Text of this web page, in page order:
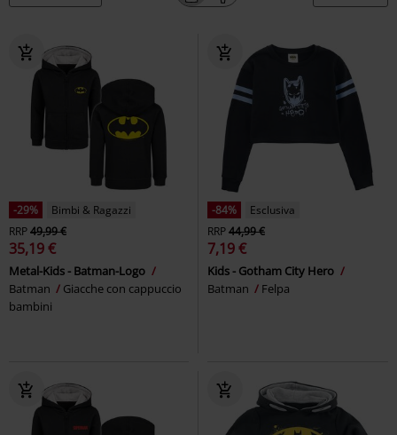
-29%
Bimbi & Ragazzi
RRP49,99 €
35,19 €
Metal-Kids - Batman-Logo
Batman
Giacche con cappuccio
bambini
-84%
Esclusiva
RRP44,99 €
7,19 €
Kids - Gotham City Hero
Batman
Felpa